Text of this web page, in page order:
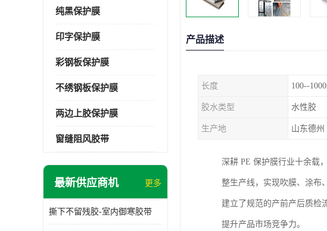
纯黑保护膜
印字保护膜
彩钢板保护膜
不绣钢板保护膜
两边上胶保护膜
窗缝阻风胶带
最新供应商机 更多
撕下不留残胶-室内御寒胶带
产品描述
长度 100--
胶水类型 水性胶
生产地 山东德州
深耕 PE 保护膜行业十余载
整生产线，实现吹膜、涂布
建立了规范的产前产后质检
提升产品市场竞争力。